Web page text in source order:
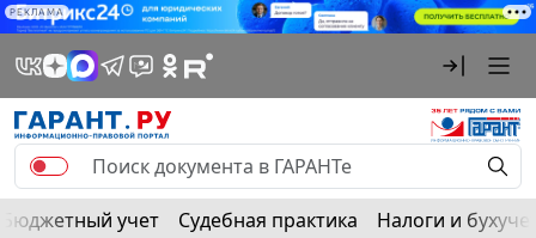
РЕКЛАМА
Бюджетный учет Судебная практика Налоги и